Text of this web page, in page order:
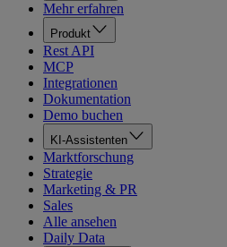
Mehr erfahren
Produkt
Rest API
MCP
Integrationen
Dokumentation
Demo buchen
KI-Assistenten
Marktforschung
Strategie
Marketing & PR
Sales
Alle ansehen
Daily Data